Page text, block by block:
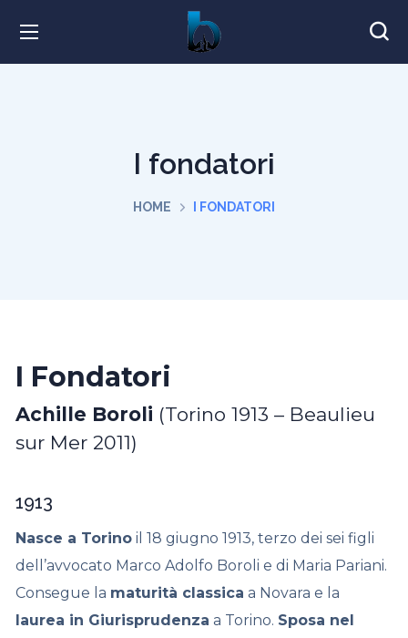
I fondatori
HOME I FONDATORI
I Fondatori
Achille Boroli (Torino 1913 – Beaulieu
sur Mer 2011)
1913
Nasce a Torino il 18 giugno 1913, terzo dei sei figli
dell’avvocato Marco Adolfo Boroli e di Maria Pariani.
Consegue la maturità classica a Novara e la
laurea in Giurisprudenza a Torino. Sposa nel